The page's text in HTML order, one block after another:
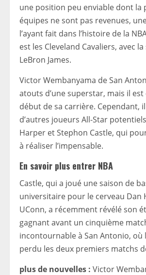
une position peu enviable dont la
équipes ne sont pas revenues,
l’ayant fait dans l’histoire de la
est les Cleveland Cavaliers, avec
LeBron James.
Victor Wembanyama de San
atouts d’une superstar, mais il
début de sa carrière. Cependant,
d’autres joueurs All-Star
Harper et Stephon Castle, qui
à réaliser l’impensable.
En savoir plus entrer NBA
Castle, qui a joué une saison de
universitaire pour le cerveau Dan
UConn, a récemment révélé son
gagnant avant un cinquième
incontournable à San Antonio, où
perdu les deux premiers matchs
plus de nouvelles : Victor